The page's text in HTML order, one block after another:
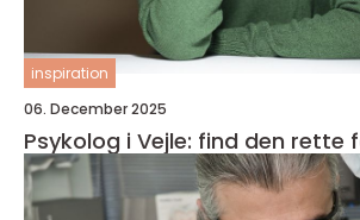
inspiration
06. December 2025
Psykolog i Vejle: find den rette